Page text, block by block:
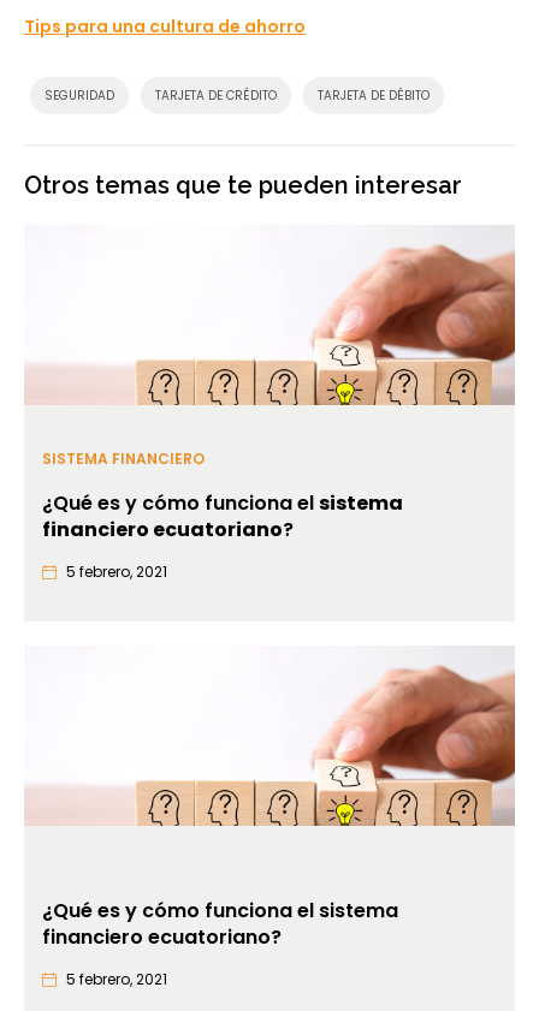
Tips para una cultura de ahorro
SEGURIDAD TARJETA DE CRÉDITO TARJETA DE DÉBITO
Otros temas que te pueden interesar
SISTEMA FINANCIERO
¿Qué es y cómo funciona elsistema
financiero ecuatoriano?
5 febrero, 2021
¿Qué es y cómo funciona el sistema
financiero ecuatoriano?
5 febrero, 2021